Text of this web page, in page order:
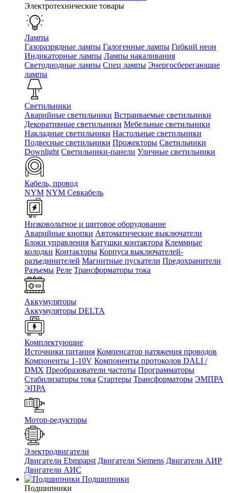
Электротехнические товары
Лампы
Газоразрядные лампы Галогенные лампы Гибкий неон
Индикаторные лампы Лампы накаливания
Светодиодные лампы Спец лампы Энергосберегающие
лампы
Светильники
Аварийные светильники Встраиваемые светильники
Декоративные светильники Мебельные светильники
Накладные светильники Настольные светильники
Подвесные светильники Прожекторы Светильники
Downlight Светильники-панели Уличные светильники
Кабель, провод
NYM NYM Севкабель
Низковольтное и щитовое оборудование
Аварийные кнопки Автоматические выключатели
Блоки управления Катушки контактора Клеммные
колодки Контакторы Корпуса выключателей-
разъединителей Магнитные пускатели Предохранители
Разъемы Реле Трансформаторы тока
Аккумуляторы
Аккумуляторы DELTA
Комплектующие
Источники питания Компенсатор натяжения проводов
Компоненты 1-10V Компоненты протоколов DALI /
DMX Преобразователи частоты Программаторы
Стабилизаторы тока Стартеры Трансформаторы ЭМПРА
ЭПРА
Мотор-редукторы
Электродвигатели
Двигатели Ebmpapst Двигатели Siemens Двигатели АИР
Двигатели АИС
Подшипники
Подшипники